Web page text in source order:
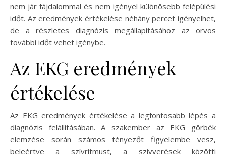
nem jár fájdalommal és nem igényel különösebb felépülési
időt. Az eredmények értékelése néhány percet igényelhet,
de a részletes diagnózis megállapításához az orvos
további időt vehet igénybe.
Az EKG eredmények
értékelése
Az EKG eredmények értékelése a legfontosabb lépés a
diagnózis felállításában. A szakember az EKG görbék
elemzése során számos tényezőt figyelembe vesz,
beleértve a szívritmust, a szívverések közötti